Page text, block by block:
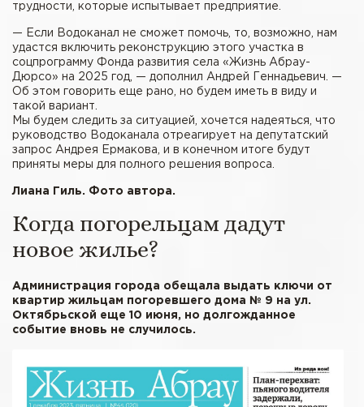
трудности, которые испытывает предприятие.
— Если Водоканал не сможет помочь, то, возможно, нам
удастся включить реконструкцию этого участка в
соцпрограмму Фонда развития села «Жизнь Абрау-
Дюрсо» на 2025 год, — дополнил Андрей Геннадьевич. —
Об этом говорить еще рано, но будем иметь в виду и
такой вариант.
Мы будем следить за ситуацией, хочется надеяться, что
руководство Водоканала отреагирует на депутатский
запрос Андрея Ермакова, и в конечном итоге будут
приняты меры для полного решения вопроса.
Лиана Гиль. Фото автора.
Когда погорельцам дадут
новое жилье?
Администрация города обещала выдать ключи от
квартир жильцам погоревшего дома № 9 на ул.
Октябрьской еще 10 июня, но долгожданное
событие вновь не случилось.